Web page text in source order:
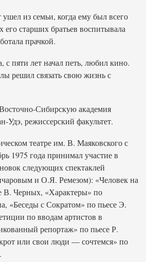
из семьи, когда ему был всего
старших братьев воспитывала
прачкой.
пяти лет начал петь, любил кино.
решил связать свою жизнь с
Сибирскую академия
Удэ, режиссерский факультет.
театре им. В. Маяковского с
1975 года принимал участие в
следующих спектаклей
и О.Я. Ремезом): «Человек на
В. Черных, «Характеры» по
«Беседы с Сократом» по пьесе Э.
по вводам артистов в
репортаж» по пьесе Р.
или свои люди — сочтемся» по